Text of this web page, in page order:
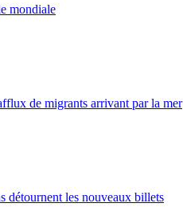
mondiale
de migrants arrivant par la mer
détournent les nouveaux billets